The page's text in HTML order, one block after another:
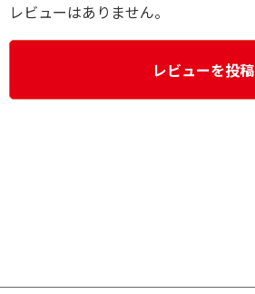
レビューはありません。
レビューを投稿